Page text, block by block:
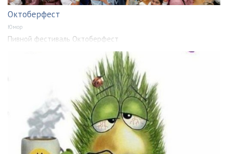
Октоберфест
Юмор
Пивной фестиваль Октоберфест